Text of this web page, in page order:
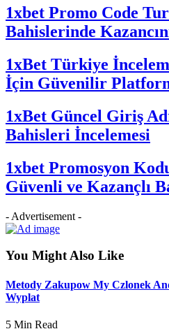
1xbet Promo Code
Bahislerinde
1xBet Türkiye
İçin Güvenilir
1xBet Güncel Giriş
Bahisleri İncelemesi
1xbet Promosyon
Güvenli ve Kazançlı
- Advertisement -
You Might Also Like
Metody Zakupow My Czlonek
Wyplat
5 Min Read